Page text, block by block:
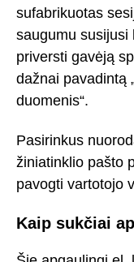
sufabrikuotas
saugumu susijusi
priversti gavėją
dažnai pavadintą
duomenis“.
Pasirinkus
žiniatinklio pašto
pavogti vartotojo
Kaip sukčiai